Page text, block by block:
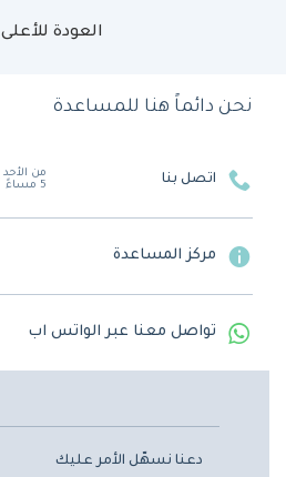
العودة للأعلى
نحن دائماً هنا للمساعدة
اتصل بنا
5 مساءً
مركز المساعدة
تواصل معنا عبر الواتس اب
دعنا نسهّل الأمر عليك